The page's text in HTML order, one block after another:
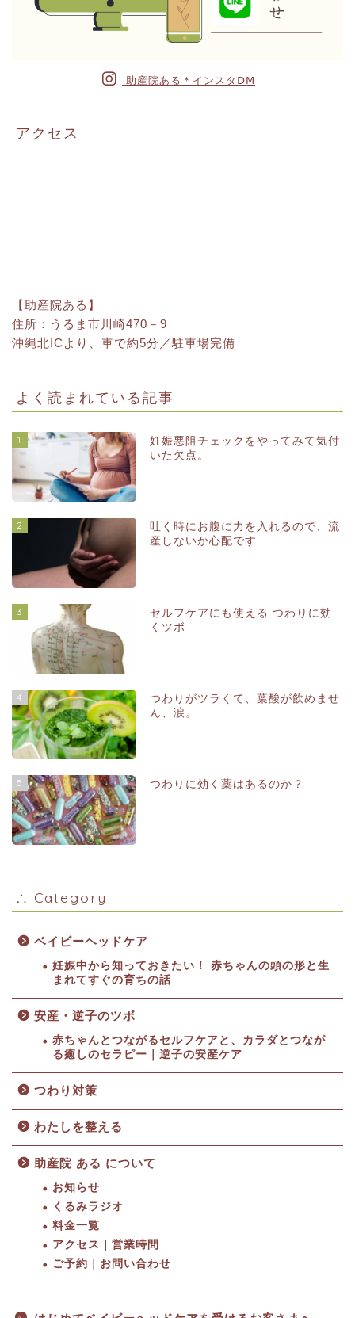
助産院ある＊インスタⅮⅯ
アクセス
【助産院ある】
住所：うるま市川崎470－9
沖縄北ICより、車で約5分／駐車場完備
よく読まれている記事
1
妊娠悪阻チェックをやってみて気付
いた欠点。
2
吐く時にお腹に力を入れるので、流
産しないか心配です
3
セルフケアにも使える つわりに効
くツボ
4
つわりがツラくて、葉酸が飲めませ
ん、涙。
5 つわりに効く薬はあるのか？
∴ Category
ベイビーヘッドケア
妊娠中から知っておきたい！ 赤ちゃんの頭の形と生
まれてすぐの育ちの話
安産・逆子のツボ
赤ちゃんとつながるセルフケアと、カラダとつなが
る癒しのセラピー｜逆子の安産ケア
つわり対策
わたしを整える
助産院 ある について
お知らせ
くるみラジオ
料金一覧
アクセス｜営業時間
ご予約｜お問い合わせ